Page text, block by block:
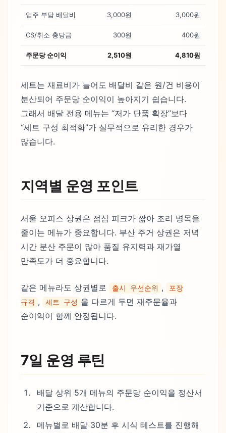
업주 부담 배달비 3,000원 3,000원
CS/취소 충당금 300원 400원
주문당 순이익 2,510원 4,810원
세트는 재료비가 늘어도 배달비 같은 원/건 비용이
분산되어 주문당 순이익이 높아지기 쉽습니다.
그래서 배달 전용 메뉴는 “저가 단품 확장”보다
“세트 구성 최적화”가 실무적으로 유리한 경우가
많습니다.
지역별 운영 포인트
서울 오피스 상권은 점심 피크가 짧아 조리 병목을
줄이는 메뉴가 중요합니다. 부산 주거 상권은 저녁
시간 분산 주문이 많아 품질 유지력과 재가열
만족도가 더 중요합니다.
같은 메뉴라도 상권별로 출시 우선순위 ,
포장
규격 , 세트 구성 을 다르게 두면 재주문율과
순이익이 함께 안정됩니다.
7일 운영 루틴
배달 상위 5개 메뉴의 주문당 순이익을 정산서
기준으로 계산합니다.
메뉴별로 배달 30분 후 시식 테스트를 진행해